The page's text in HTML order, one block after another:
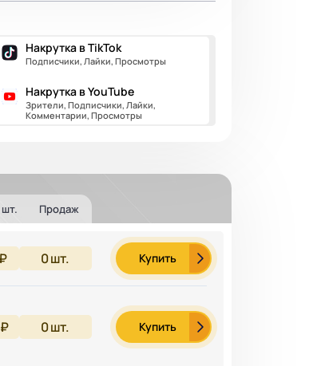
Накрутка в TikTok
Подписчики, Лайки, Просмотры
Накрутка в YouTube
Зрители, Подписчики, Лайки,
Комментарии, Просмотры
Продаж
0шт. Купить
0шт. Купить